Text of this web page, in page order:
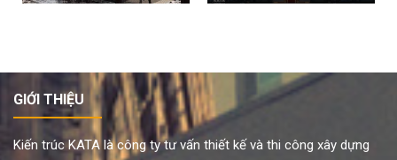
GIỚI THIỆU
Kiến trúc KATA là công ty tư vấn thiết kế và thi công xây dựng